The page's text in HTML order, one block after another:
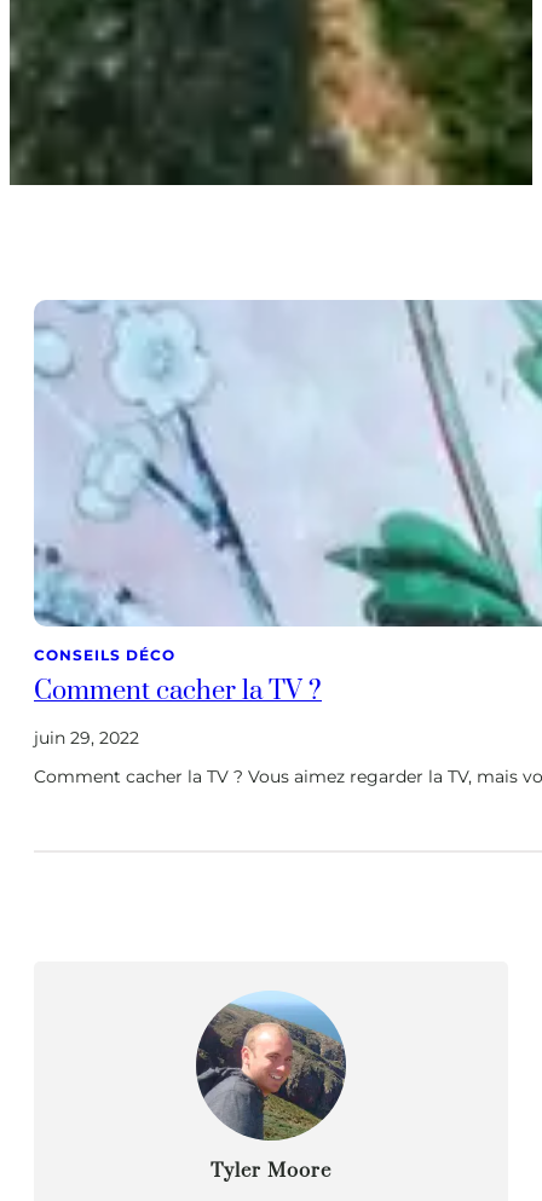
CONSEILS DÉCO
Comment cacher la TV ?
juin 29, 2022
Comment cacher la TV ? Vous aimez regarder la TV, mais
Tyler Moore